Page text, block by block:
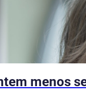
menos